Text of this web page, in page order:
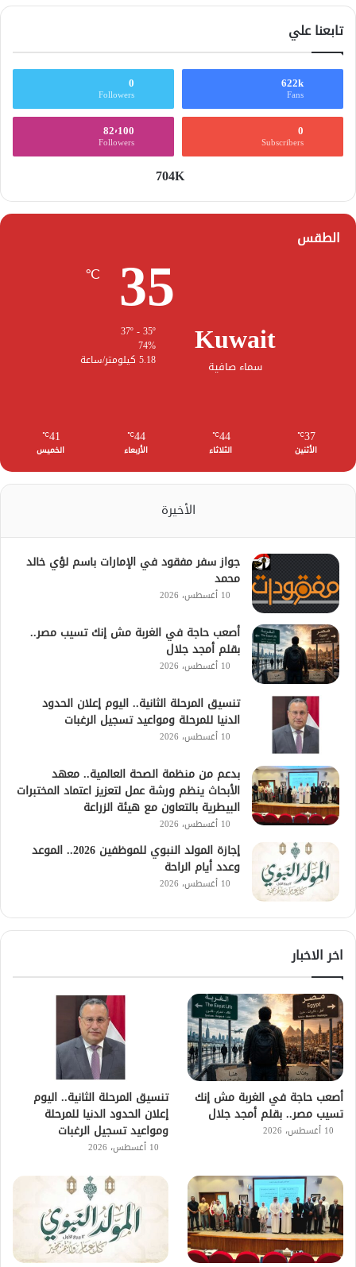
تابعنا علي
622k
Fans
0
Followers
0
Subscribers
82٬100
Followers
704K
الطقس
Kuwait
سماء صافية
35
℃
74%
5.18 كيلومتر/ساعة
37
℃
الأثنين
44
℃
الثلاثاء
44
℃
الأربعاء
41
℃
الخميس
الأخيرة
جواز سفر مفقود في الإمارات باسم لؤي خالد
محمد
10 أغسطس، 2026
أصعب حاجة في الغربة مش إنك تسيب مصر..
بقلم أمجد جلال
10 أغسطس، 2026
تنسيق المرحلة الثانية.. اليوم إعلان الحدود
الدنيا للمرحلة ومواعيد تسجيل الرغبات
10 أغسطس، 2026
بدعم من منظمة الصحة العالمية.. معهد
الأبحاث ينظم ورشة عمل لتعزيز اعتماد المختبرات
البيطرية بالتعاون مع هيئة الزراعة
10 أغسطس، 2026
إجازة المولد النبوي للموظفين 2026.. الموعد
وعدد أيام الراحة
10 أغسطس، 2026
اخر الاخبار
أصعب حاجة في الغربة مش إنك
تسيب مصر.. بقلم أمجد جلال
10 أغسطس، 2026
تنسيق المرحلة الثانية.. اليوم
إعلان الحدود الدنيا للمرحلة
ومواعيد تسجيل الرغبات
10 أغسطس، 2026